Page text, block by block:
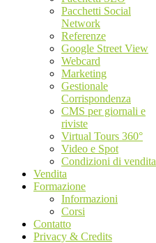
Pacchetti Social
Network
Referenze
Google Street View
Webcard
Marketing
Gestionale
Corrispondenza
CMS per giornali e
riviste
Virtual Tours 360°
Video e Spot
Condizioni di vendita
Vendita
Formazione
Informazioni
Corsi
Contatto
Privacy & Credits